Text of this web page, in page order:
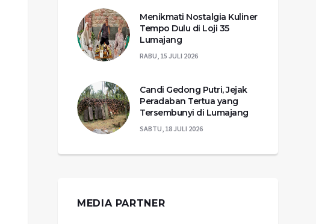
Menikmati Nostalgia Kuliner
Tempo Dulu di Loji 35
Lumajang
RABU, 15 JULI 2026
Candi Gedong Putri, Jejak
Peradaban Tertua yang
Tersembunyi di Lumajang
SABTU, 18 JULI 2026
MEDIA PARTNER